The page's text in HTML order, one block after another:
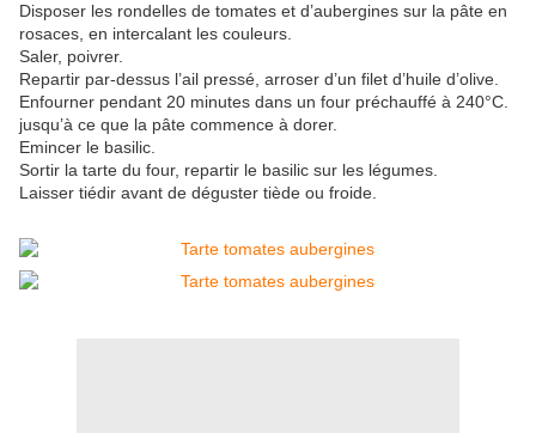
Disposer les rondelles de tomates et d’aubergines sur la pâte en
rosaces, en intercalant les couleurs.
Saler, poivrer.
Repartir par-dessus l’ail pressé, arroser d’un filet d’huile d’olive.
Enfourner pendant 20 minutes dans un four préchauffé à 240°C.
jusqu’à ce que la pâte commence à dorer.
Emincer le basilic.
Sortir la tarte du four, repartir le basilic sur les légumes.
Laisser tiédir avant de déguster tiède ou froide.